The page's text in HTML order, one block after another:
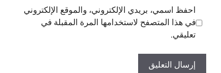
احفظ اسمي، بريدي الإلكتروني، والموقع الإلكتروني
في هذا المتصفح لاستخدامها المرة المقبلة في
تعليقي.